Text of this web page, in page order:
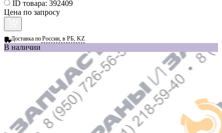
ID товара: 392409
Цена по запросу
Доставка поРоссии, в РБ, KZ
В наличии